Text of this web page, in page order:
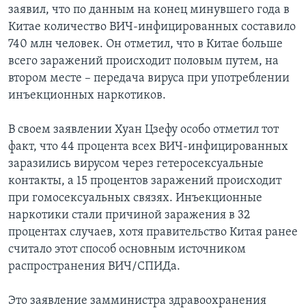
Языки
заявил, что по данным на конец минувшего года в
Китае количество ВИЧ-инфицированных составило
740 млн человек. Он отметил, что в Китае больше
всего заражений происходит половым путем, на
втором месте – передача вируса при употреблении
инъекционных наркотиков.
В своем заявлении Хуан Цзефу особо отметил тот
факт, что 44 процента всех ВИЧ-инфицированных
заразились вирусом через гетеросексуальные
контакты, а 15 процентов заражений происходит
при гомосексуальных связях. Инъекционные
наркотики стали причиной заражения в 32
процентах случаев, хотя правительство Китая ранее
считало этот способ основным источником
распространения ВИЧ/СПИДа.
Это заявление замминистра здравоохранения